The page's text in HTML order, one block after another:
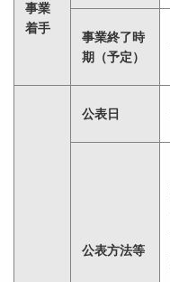
事業
着手
事業終了時
期（予定）
公表日
公表方法等